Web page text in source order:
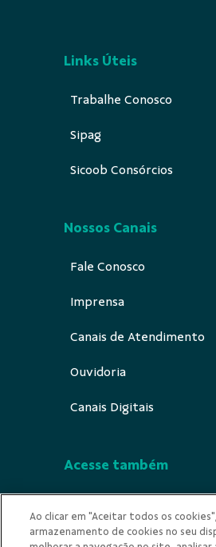
Links Úteis
Trabalhe Conosco
Sipag
Sicoob Consórcios
Nossos Canais
Fale Conosco
Imprensa
Canais de Atendimento
Ouvidoria
Canais Digitais
Acesse também
Indícios de Ilicitude
Ao clicar em "Aceitar todos os
armazenamento de cookies no seu